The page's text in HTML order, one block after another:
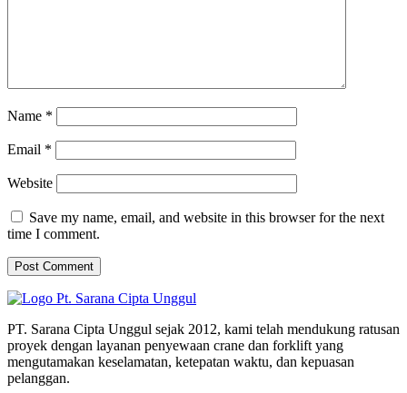
Name *
Email *
Website
Save my name, email, and website in this browser for the next
time I comment.
PT. Sarana Cipta Unggul sejak 2012, kami telah mendukung ratusan
proyek dengan layanan penyewaan crane dan forklift yang
mengutamakan keselamatan, ketepatan waktu, dan kepuasan
pelanggan.